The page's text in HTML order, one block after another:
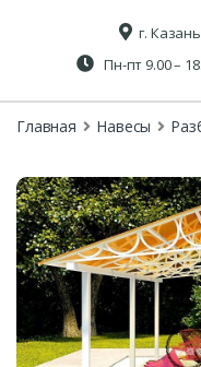
г.
Пн-пт 9.00 –
Главная Навесы